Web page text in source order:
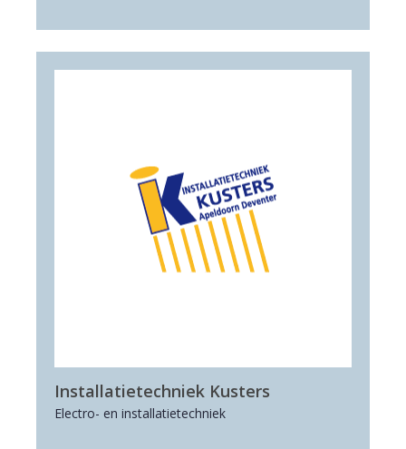
Installatietechniek Kusters
Electro- en installatietechniek